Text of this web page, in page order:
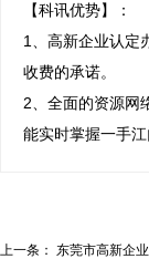
【科讯优势】：
1、高新企业认定
收费的承诺。
2、全面的资源网
能实时掌握一手
上一条： 东莞市高新企